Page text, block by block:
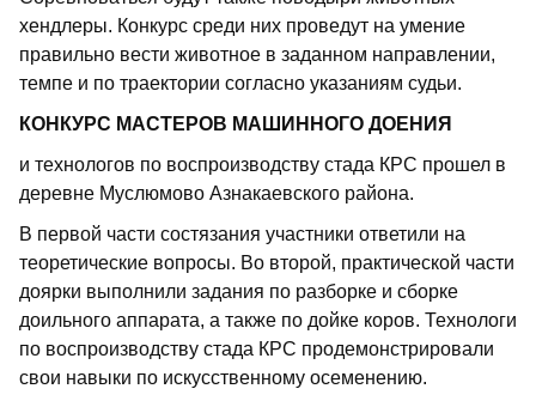
хендлеры. Конкурс среди них проведут на умение
правильно вести животное в заданном направлении,
темпе и по траектории согласно указаниям судьи.
КОНКУРС МАСТЕРОВ МАШИННОГО ДОЕНИЯ
и технологов по воспроизводству стада КРС прошел в
деревне Муслюмово Азнакаевского района.
В первой части состязания участники ответили на
теоретические вопросы. Во второй, практической части
доярки выполнили задания по разборке и сборке
доильного аппарата, а также по дойке коров. Технологи
по воспроизводству стада КРС продемонстрировали
свои навыки по искусственному осеменению.